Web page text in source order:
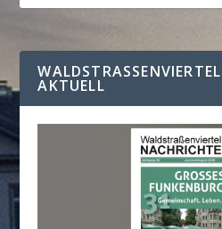
WALDSTRASSENVIERTEL
KTUELL